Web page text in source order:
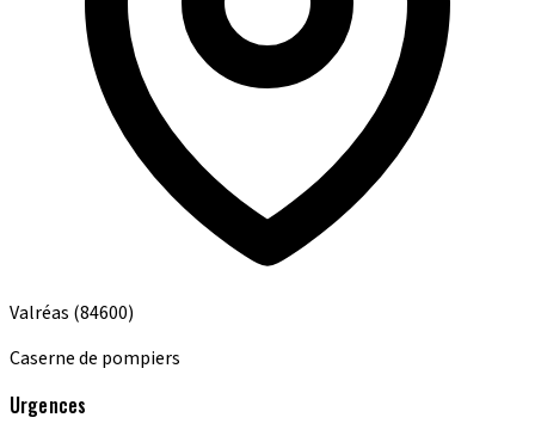
Valréas (84600)
Caserne de pompiers
Urgences